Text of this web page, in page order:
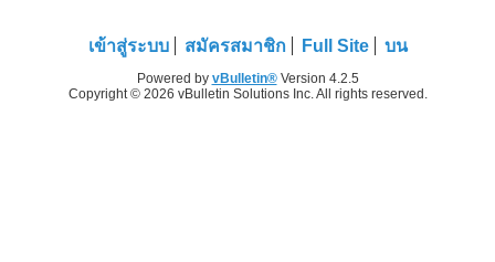
เข้าสู่ระบบ สมัครสมาชิก Full Site บน
Powered by vBulletin®Version 4.2.5
Copyright © 2026 vBulletin Solutions Inc. All rights reserved.